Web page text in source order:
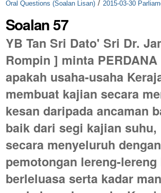
Oral Questions (Soalan Lisan) / 2015-03-30
Soalan 57
YB Tan Sri Dato' Sri Dr.
Rompin ] minta
apakah usaha-usaha
membuat kajian secara
kesan daripada ancaman
baik dari segi kajian
secara menyeluruh
pemotongan lereng-
berleluasa serta kadar